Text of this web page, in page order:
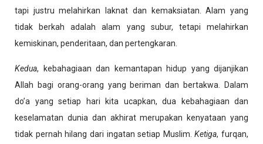
tapi justru melahirkan laknat dan kemaksiatan. Alam yang
tidak berkah adalah alam yang subur, tetapi melahirkan
kemiskinan, penderitaan, dan pertengkaran.
Kedua, kebahagiaan dan kemantapan hidup yang dijanjikan
Allah bagi orang-orang yang beriman dan bertakwa. Dalam
do’a yang setiap hari kita ucapkan, dua kebahagiaan dan
keselamatan dunia dan akhirat merupakan kenyataan yang
tidak pernah hilang dari ingatan setiap Muslim.Ketiga, furqan,